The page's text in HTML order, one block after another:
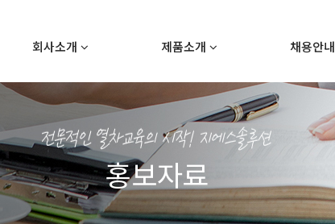
회사소개 제품소개 채용안내
홍보자료